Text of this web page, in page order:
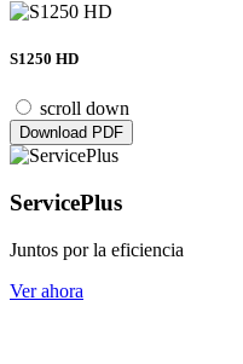
S1250 HD
scroll down
Download PDF
ServicePlus
Juntos por la eficiencia
Ver ahora